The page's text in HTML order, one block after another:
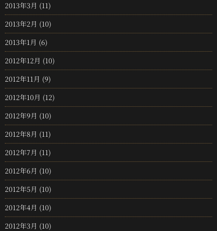
2013年3月 (11)
2013年2月 (10)
2013年1月 (6)
2012年12月 (10)
2012年11月 (9)
2012年10月 (12)
2012年9月 (10)
2012年8月 (11)
2012年7月 (11)
2012年6月 (10)
2012年5月 (10)
2012年4月 (10)
2012年3月 (10)